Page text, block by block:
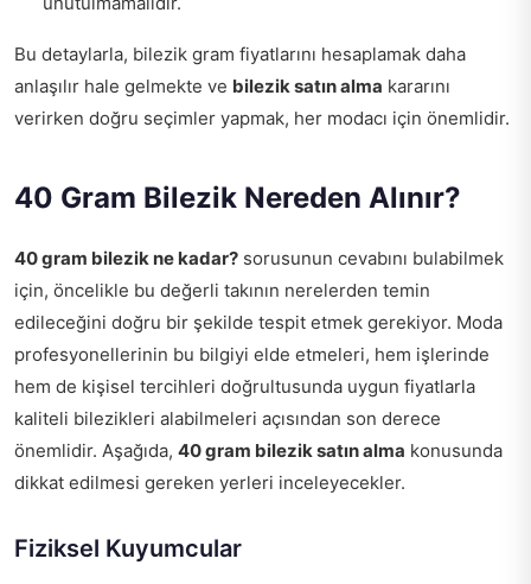
Bu detaylarla, bilezik gram fiyatlarını hesaplamak daha
anlaşılır hale gelmekte ve bilezik satın alma kararını
verirken doğru seçimler yapmak, her modacı için önemlidir.
40 Gram Bilezik Nereden Alınır?
40 gram bilezik ne kadar? sorusunun cevabını bulabilmek
için, öncelikle bu değerli takının nerelerden temin
edileceğini doğru bir şekilde tespit etmek gerekiyor. Moda
profesyonellerinin bu bilgiyi elde etmeleri, hem işlerinde
hem de kişisel tercihleri doğrultusunda uygun fiyatlarla
kaliteli bilezikleri alabilmeleri açısından son derece
önemlidir. Aşağıda, 40 gram bilezik satın alma konusunda
dikkat edilmesi gereken yerleri inceleyecekler.
Fiziksel Kuyumcular